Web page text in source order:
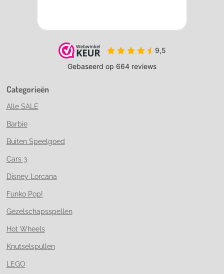
Categorieën
Alle SALE
Barbie
Buiten Speelgoed
Cars 3
Disney Lorcana
Funko Pop!
Gezelschapsspellen
Hot Wheels
Knutselspullen
LEGO